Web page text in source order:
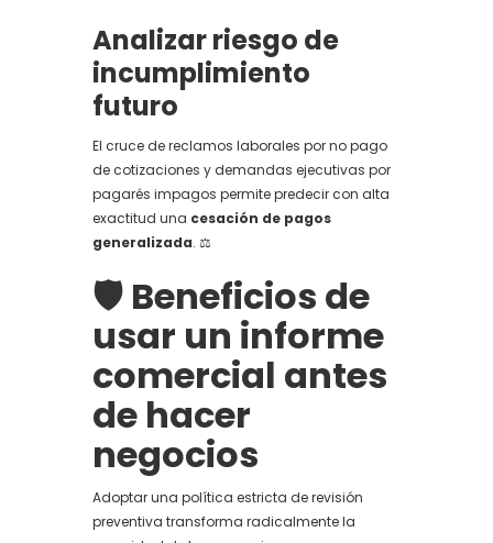
Analizar riesgo de
incumplimiento
futuro
El cruce de reclamos laborales por no pago
de cotizaciones y demandas ejecutivas por
pagarés impagos permite predecir con alta
exactitud una cesación de pagos
generalizada. ⚖️
🛡️ Beneficios de
usar un informe
comercial antes
de hacer
negocios
Adoptar una política estricta de revisión
preventiva transforma radicalmente la